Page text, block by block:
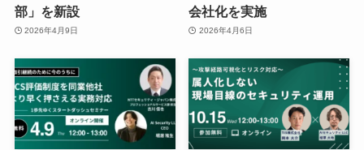
部」を新設
2026年4月9日
会社化を実施
2026年4月6日